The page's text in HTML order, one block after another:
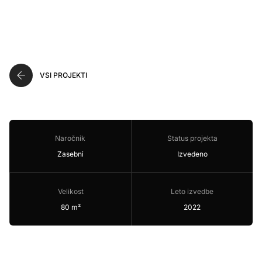
VSI PROJEKTI
Naročnik
Zasebni
Status projekta
Izvedeno
Velikost
80 m²
Leto izvedbe
2022